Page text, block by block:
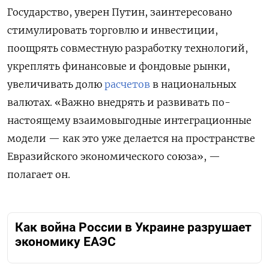
Государство, уверен Путин, заинтересовано
стимулировать торговлю и инвестиции,
поощрять совместную разработку технологий,
укреплять финансовые и фондовые рынки,
увеличивать долю расчетов в национальных
валютах. «Важно внедрять и развивать по-
настоящему взаимовыгодные интеграционные
модели — как это уже делается на пространстве
Евразийского экономического союза», —
полагает он.
Как война России в Украине разрушает
экономику ЕАЭС